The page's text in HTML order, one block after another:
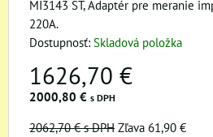
MI3143 ST, Adaptér pre meranie
220A.
Dostupnosť: Skladová položka
1626,70 €
2000,80 € s DPH
2062,70 €s DPH Zľava 61,90 €